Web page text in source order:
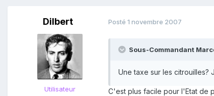
Dilbert
Utilisateur
Posté 1 novembre 2007
Sous-Commandant
Une taxe sur les
C'est plus facile pour l'Etat de